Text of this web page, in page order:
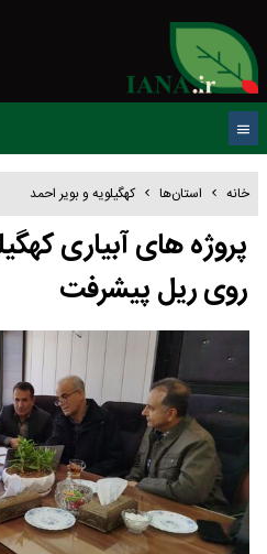
خانه استان‌ها کهگیلویه و بویر احمد
پروژه های آبیاری
روی ریل پیشرفت